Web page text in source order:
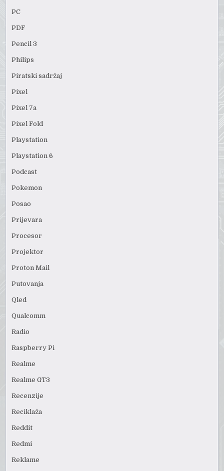
PC
PDF
Pencil 3
Philips
Piratski sadržaj
Pixel
Pixel 7a
Pixel Fold
Playstation
Playstation 6
Podcast
Pokemon
Posao
Prijevara
Procesor
Projektor
Proton Mail
Putovanja
Qled
Qualcomm
Radio
Raspberry Pi
Realme
Realme GT3
Recenzije
Reciklaža
Reddit
Redmi
Reklame